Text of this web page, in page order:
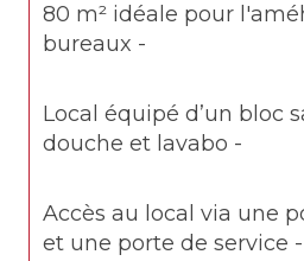
80 m² idéale pour
bureaux -
Local équipé d’un bloc
douche et lavabo -
Accès au local via une
et une porte de service -